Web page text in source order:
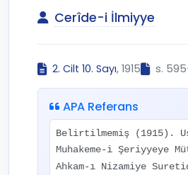
Cerîde-i İlmiyye
2. Cilt 10. Sayı, 1915 s.
APA Referans
Belirtilmemiş (1915).
Muhakeme-i Şeriyyeye
Ahkam-ı Nizamiye